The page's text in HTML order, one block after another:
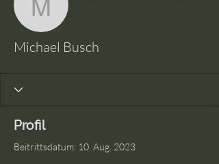
Michael Busch
Michael Busch
Profil
Beitrittsdatum: 10. Aug. 2023